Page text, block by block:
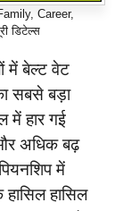
Career,
डिटेल्स
में बेल्ट वेट
सबसे बड़ा
में हार गई
अधिक बढ़
में
हासिल